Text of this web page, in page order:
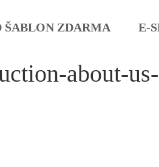
ŠABLON ZDARMA E-
about-